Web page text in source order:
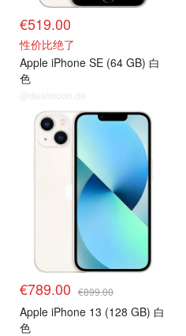
€519.00
性价比绝了
Apple iPhone SE (64 GB) 白
色
@dealmoon.de
€789.00 €899.00
Apple iPhone 13 (128 GB) 白
色